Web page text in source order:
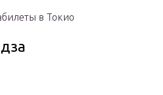
в Токио